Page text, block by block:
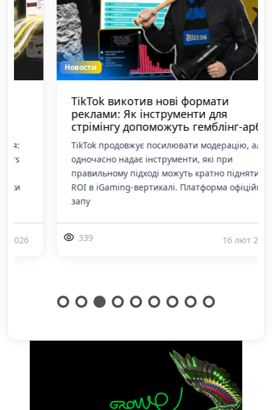
Новости
TikTok викотив нові формати
реклами: Як інструменти для
стрімінгу допоможуть гемблінг-арбі
TikTok продовжує посилювати модерацію, але
одночасно надає інструменти, які при
правильному підході можуть кратно підняти
ROI в iGaming-вертикалі. Платформа офіційно
16 лют 2026